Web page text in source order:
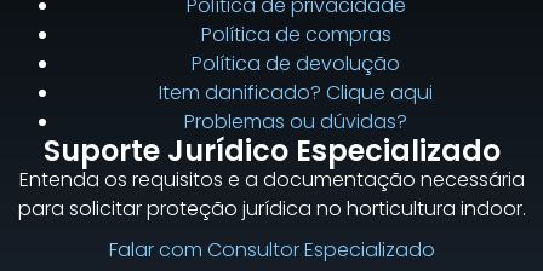
Política de compras
Política de devolução
Item danificado? Clique aqui
Problemas ou dúvidas?
Suporte Jurídico Especializado
Entenda os requisitos e a documentação necessária
para solicitar proteção jurídica no horticultura indoor.
Falar com Consultor Especializado